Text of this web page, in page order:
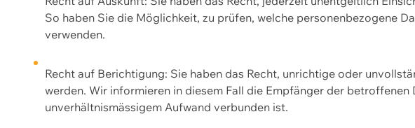
So haben Sie die Möglichkeit, zu prüfen, welche personenbezogene
verwenden.
Recht auf Berichtigung: Sie haben das Recht, unrichtige oder
werden. Wir informieren in diesem Fall die Empfänger der
unverhältnismässigem Aufwand verbunden ist.